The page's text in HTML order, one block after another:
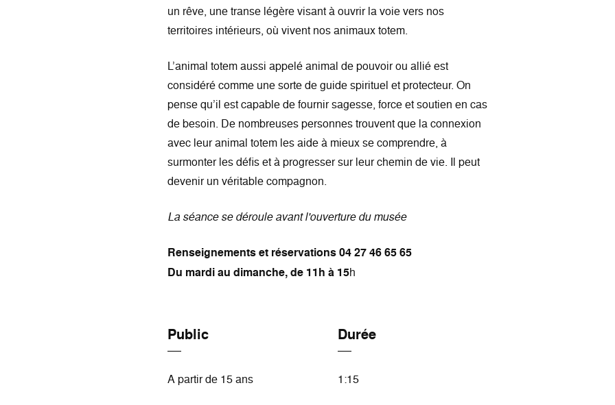
un rêve, une transe légère visant à ouvrir la voie vers nos
territoires intérieurs, où vivent nos animaux totem.
L’animal totem aussi appelé animal de pouvoir ou allié est
considéré comme une sorte de guide spirituel et protecteur. On
pense qu’il est capable de fournir sagesse, force et soutien en cas
de besoin. De nombreuses personnes trouvent que la connexion
avec leur animal totem les aide à mieux se comprendre, à
surmonter les défis et à progresser sur leur chemin de vie. Il peut
devenir un véritable compagnon.
La séance se déroule avant l'ouverture du musée
Renseignements et réservations 04 27 46 65 65
Du mardi au dimanche, de 11h à 15h
Public
A partir de 15 ans
Durée
1:15